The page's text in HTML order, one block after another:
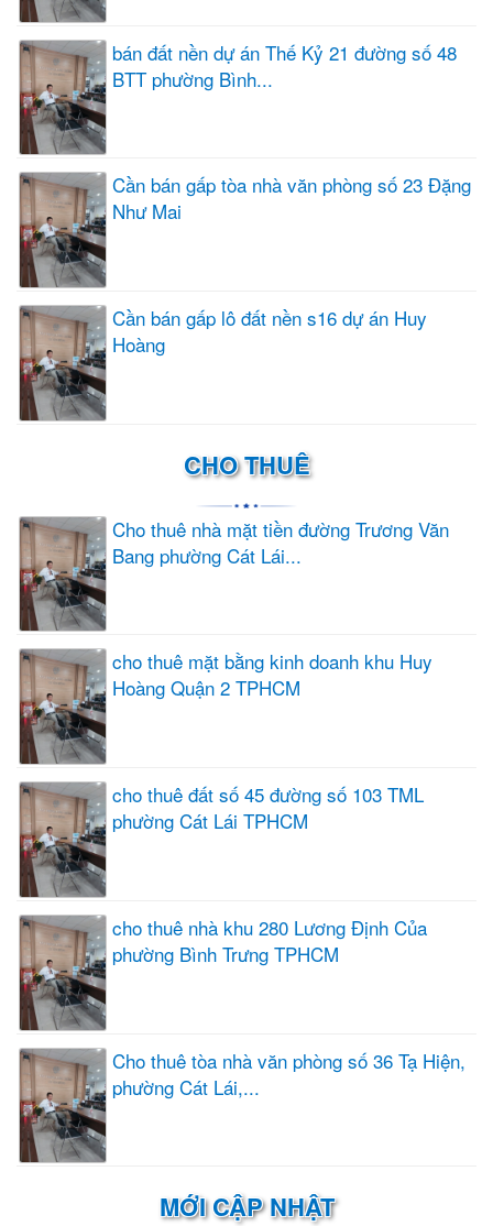
bán đất nền dự án Thế Kỷ 21 đường số 48
BTT phường Bình...
Cần bán gấp tòa nhà văn phòng số 23 Đặng
Như Mai
Cần bán gấp lô đất nền s16 dự án Huy
Hoàng
CHO THUÊ
Cho thuê nhà mặt tiền đường Trương Văn
Bang phường Cát Lái...
cho thuê mặt bằng kinh doanh khu Huy
Hoàng Quận 2 TPHCM
cho thuê đất số 45 đường số 103 TML
phường Cát Lái TPHCM
cho thuê nhà khu 280 Lương Định Của
phường Bình Trưng TPHCM
Cho thuê tòa nhà văn phòng số 36 Tạ Hiện,
phường Cát Lái,...
MỚI CẬP NHẬT